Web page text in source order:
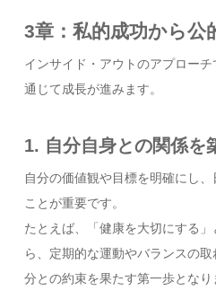
3章：私的成功から公
インサイド・アウトのアプロー
通じて成長が進みます。
1. 自分自身との関係を
自分の価値観や目標を明確にし
ことが重要です。
たとえば、「健康を大切にする
ら、定期的な運動やバランスの
分との約束を果たす第一歩となり